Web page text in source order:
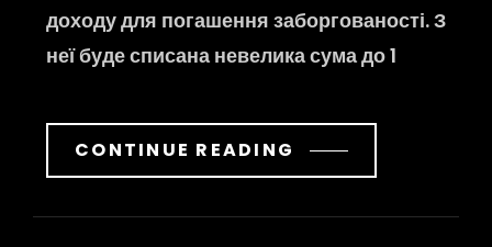
доходу для погашення заборгованості. З
неї буде списана невелика сума до 1
CONTINUE READING